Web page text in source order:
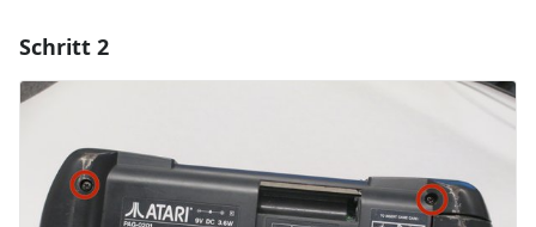
Abbrechen Kommentieren
Schritt 2